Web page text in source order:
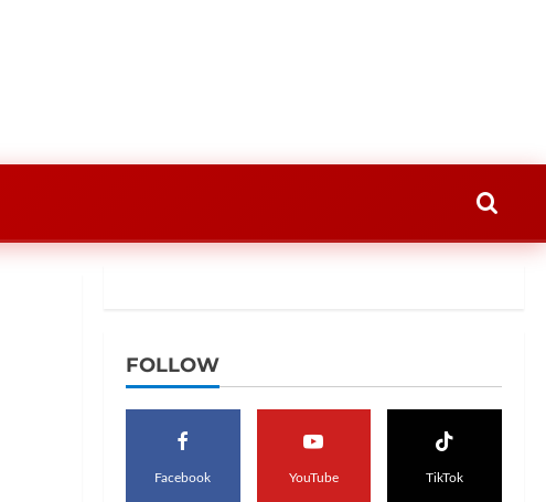
FOLLOW
Facebook YouTube TikTok